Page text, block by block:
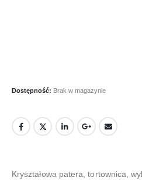
Dostępność: Brak w magazynie
Kryształowa patera, tortownica,